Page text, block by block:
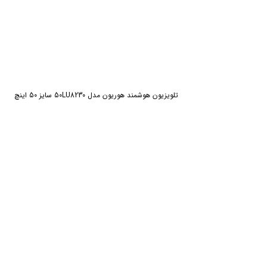
تلویزیون هوشمند هوریون مدل 50LU8230 سایز 50 اینچ